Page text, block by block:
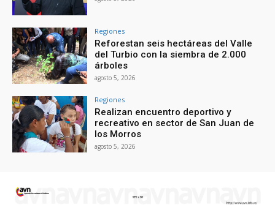
Regiones
Reforestan seis hectáreas del Valle
del Turbio con la siembra de 2.000
árboles
agosto 5, 2026
Regiones
Realizan encuentro deportivo y
recreativo en sector de San Juan de
los Morros
agosto 5, 2026